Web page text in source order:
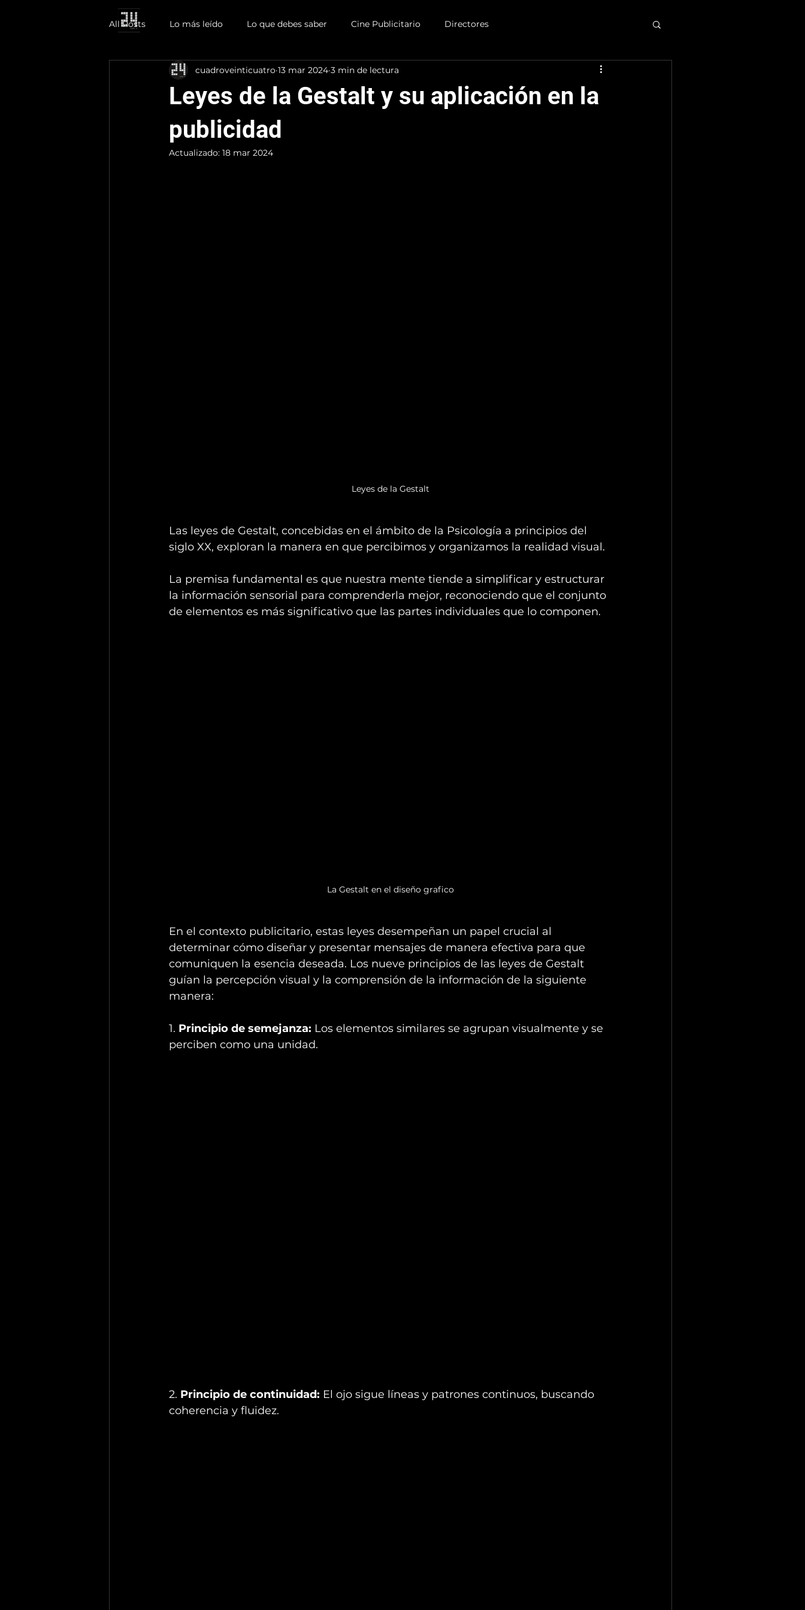
ACERCA DE CONTACTO
All Posts Lo más leído Lo que debes saber Cine Publicitario Directores
Leyes de la Gestalt y su aplicación en la
publicidad
cuadroveinticuatro 13 mar 2024 3 min de lectura
Actualizado: 18 mar 2024
Leyes de la Gestalt
Las leyes de Gestalt, concebidas en el ámbito de la Psicología a principios del
siglo XX, exploran la manera en que percibimos y organizamos la realidad visual.
La premisa fundamental es que nuestra mente tiende a simplificar y estructurar
la información sensorial para comprenderla mejor, reconociendo que el conjunto
de elementos es más significativo que las partes individuales que lo componen.
La Gestalt en el diseño grafico
En el contexto publicitario, estas leyes desempeñan un papel crucial al
determinar cómo diseñar y presentar mensajes de manera efectiva para que
comuniquen la esencia deseada. Los nueve principios de las leyes de Gestalt
guían la percepción visual y la comprensión de la información de la siguiente
manera:
1. Principio de semejanza: Los elementos similares se agrupan visualmente y se
perciben como una unidad.
2. Principio de continuidad: El ojo sigue líneas y patrones continuos, buscando
coherencia y fluidez.